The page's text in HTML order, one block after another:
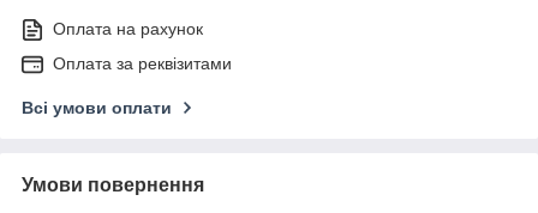
Оплата на рахунок
Оплата за реквізитами
Всі умови оплати
Умови повернення